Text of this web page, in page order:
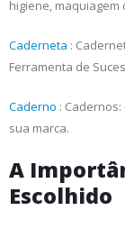
higiene,
Caderneta :
Ferramenta de
Caderno :
sua marca.
A
Escolhido